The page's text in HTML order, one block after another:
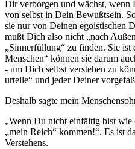
Dir verborgen und wächst, wenn
von selbst in Dein Bewußtsein.
sie nur von Deinen egoistischen
mußt Dich also nicht „nach
„Sinnerfüllung“ zu finden. Sie
Menschen“ können sie darum
- um Dich selbst verstehen zu
urteile“ und jeder Deiner
Deshalb sagte mein
„Wenn Du nicht einfältig bist
„mein Reich“ kommen!“. Es ist
Verstehens.